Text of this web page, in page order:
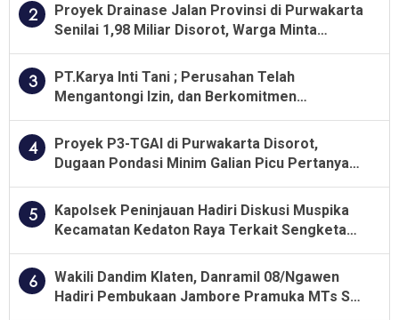
2
Proyek Drainase Jalan Provinsi di Purwakarta
Senilai 1,98 Miliar Disorot, Warga Minta
3
PT.Karya Inti Tani ; Perusahan Telah
Mengantongi Izin, dan Berkomitmen
4
Proyek P3-TGAI di Purwakarta Disorot,
Dugaan Pondasi Minim Galian Picu Pertanyaan
5
Kapolsek Peninjauan Hadiri Diskusi Muspika
Kecamatan Kedaton Raya Terkait Sengketa
6
Wakili Dandim Klaten, Danramil 08/Ngawen
Hadiri Pembukaan Jambore Pramuka MTs Se-